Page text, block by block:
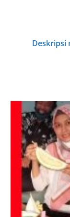
Deskripsi